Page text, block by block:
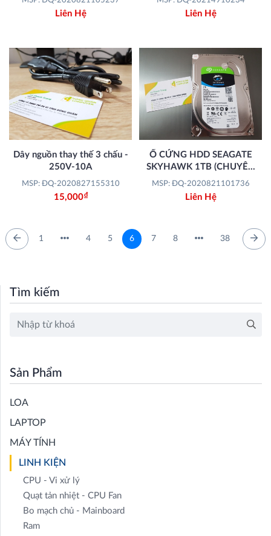
Liên Hệ Liên Hệ
Dây nguồn thay thế 3 chấu -
250V-10A
MSP: ĐQ-2020827155310
15,000Đ
Ổ CỨNG HDD SEAGATE
SKYHAWK 1TB (CHUYÊN
DÙNG CHO CAMERA)
MSP: ĐQ-2020821101736
Liên Hệ
1 4 5 6 7 8 38
Tìm kiếm
Sản Phẩm
LOA
LAPTOP
MÁY TÍNH
LINH KIỆN
CPU - Vi xử lý
Quạt tản nhiệt - CPU Fan
Bo mạch chủ - Mainboard
Ram